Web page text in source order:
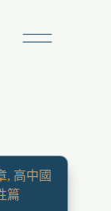
, 高中國
篇